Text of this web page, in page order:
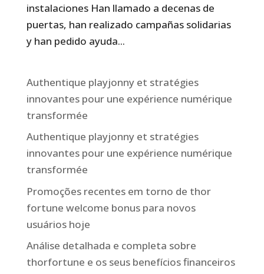
instalaciones Han llamado a decenas de
puertas, han realizado campañas solidarias
y han pedido ayuda...
Authentique playjonny et stratégies
innovantes pour une expérience numérique
transformée
Authentique playjonny et stratégies
innovantes pour une expérience numérique
transformée
Promoções recentes em torno de thor
fortune welcome bonus para novos
usuários hoje
Análise detalhada e completa sobre
thorfortune e os seus benefícios financeiros